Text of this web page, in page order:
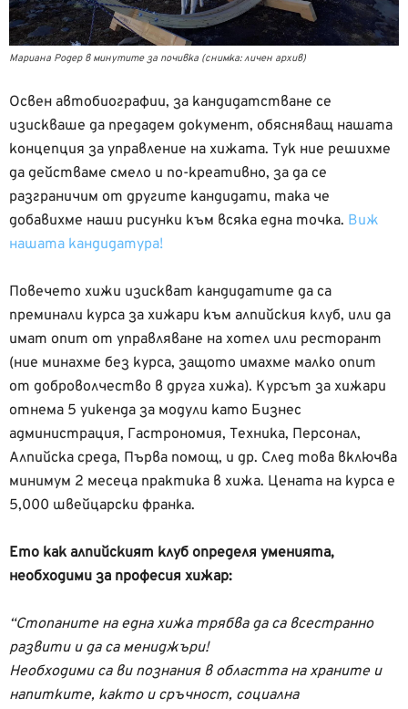
Мариана Родер в минутите за почивка (снимка: личен архив)
Освен автобиографии, за кандидатстване се
изискваше да предадем документ, обясняващ нашата
концепция за управление на хижата. Тук ние решихме
да действаме смело и по-креативно, за да се
разграничим от другите кандидати, така че
добавихме наши рисунки към всяка една точка. Виж
нашата кандидатура!
Повечето хижи изискват кандидатите да са
преминали курса за хижари към алпийския клуб, или да
имат опит от управляване на хотел или ресторант
(ние минахме без курса, защото имахме малко опит
от доброволчество в друга хижа). Курсът за хижари
отнема 5 уикенда за модули като Бизнес
администрация, Гастрономия, Техника, Персонал,
Алпийска среда, Първа помощ, и др. След това включва
минимум 2 месеца практика в хижа. Цената на курса е
5,000 швейцарски франка.
Ето как алпийският клуб определя уменията,
необходими за професия хижар:
“Стопаните на една хижа трябва да са всестранно
развити и да са мениджъри!
Необходими са ви познания в областта на храните и
напитките, както и сръчност, социална